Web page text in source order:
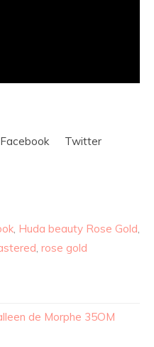
Facebook Twitter
Huda beauty Rose Gold
rose gold
de Morphe 35OM